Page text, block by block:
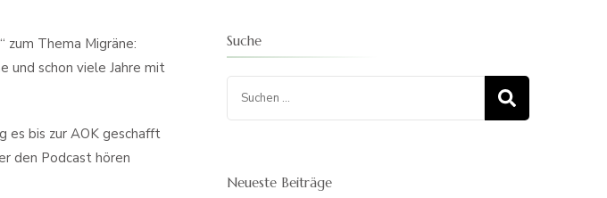
zum Thema Migräne:
und schon viele Jahre mit
es bis zur AOK geschafft
den Podcast hören
Suche
Neueste Beiträge